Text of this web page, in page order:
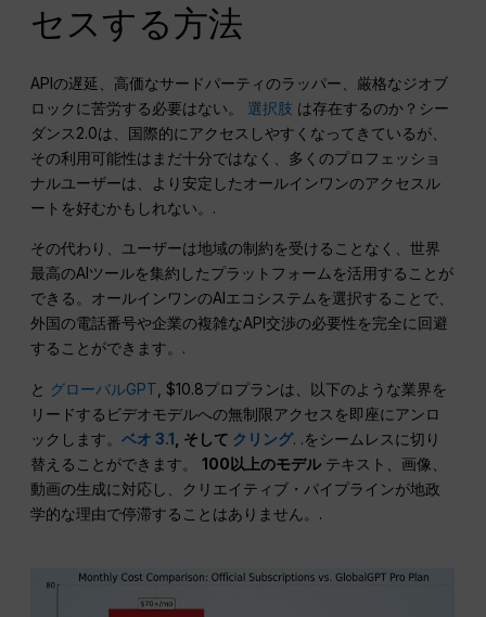
セスする方法
APIの遅延、高価なサードパーティのラッパー、厳格なジオブ
ロックに苦労する必要はない。 選択肢 は存在するのか？シー
ダンス2.0は、国際的にアクセスしやすくなってきているが、
その利用可能性はまだ十分ではなく、多くのプロフェッショ
ナルユーザーは、より安定したオールインワンのアクセスル
ートを好むかもしれない。.
その代わり、ユーザーは地域の制約を受けることなく、世界
最高のAIツールを集約したプラットフォームを活用することが
できる。オールインワンのAIエコシステムを選択することで、
外国の電話番号や企業の複雑なAPI交渉の必要性を完全に回避
することができます。.
と グローバルGPT , $10.8プロプランは、以下のような業界を
リードするビデオモデルへの無制限アクセスを即座にアンロ
ックします。ベオ 3.1 , そして クリング. .をシームレスに切り
替えることができます。100以上のモデルテキスト、画像、
動画の生成に対応し、クリエイティブ・パイプラインが地政
学的な理由で停滞することはありません。.